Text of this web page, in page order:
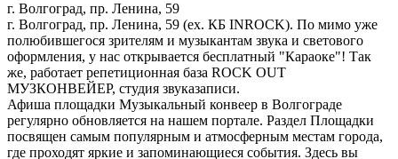
г. Волгоград, пр. Ленина, 59
г. Волгоград, пр. Ленина, 59 (ех. КБ INROCK). По мимо уже
полюбившегося зрителям и музыкантам звука и светового
оформления, у нас открывается бесплатный "Караоке"! Так
же, работает репетиционная база ROCK OUT
МУЗКОНВЕЙЕР, студия звуказаписи.
Афиша площадки Музыкальный конвеер в Волгограде
регулярно обновляется на нашем портале. Раздел Площадки
посвящен самым популярным и атмосферным местам города,
где проходят яркие и запоминающиеся события. Здесь вы